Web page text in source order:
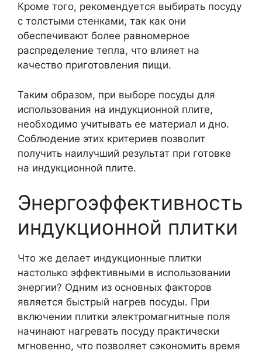
Кроме того, рекомендуется выбирать посуду
с толстыми стенками, так как они
обеспечивают более равномерное
распределение тепла, что влияет на
качество приготовления пищи.
Таким образом, при выборе посуды для
использования на индукционной плите,
необходимо учитывать ее материал и дно.
Соблюдение этих критериев позволит
получить наилучший результат при готовке
на индукционной плите.
Энергоэффективность
индукционной плитки
Что же делает индукционные плитки
настолько эффективными в использовании
энергии? Одним из основных факторов
является быстрый нагрев посуды. При
включении плитки электромагнитные поля
начинают нагревать посуду практически
мгновенно, что позволяет сэкономить время